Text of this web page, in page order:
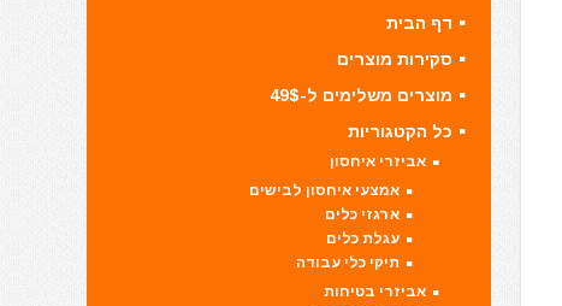
דף הבית
סקירות מוצרים
מוצרים משלימים ל-49$
כל הקטגוריות
אביזרי איחסון
אמצעי איחסון לבישים
ארגזי כלים
עגלת כלים
תיקי כלי עבודה
אביזרי בטיחות